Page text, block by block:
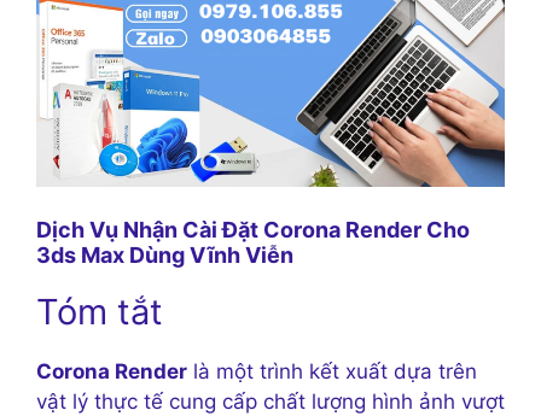
Dịch Vụ Nhận Cài Đặt Corona Render Cho
3ds Max Dùng Vĩnh Viễn
Tóm tắt
Corona Render là một trình kết xuất dựa trên
vật lý thực tế cung cấp chất lượng hình ảnh vượt